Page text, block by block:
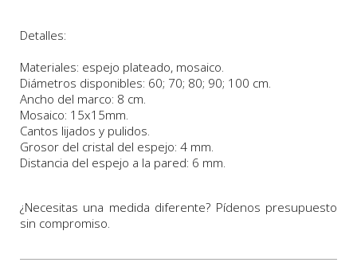
Detalles:
Materiales: espejo plateado, mosaico.
Diámetros disponibles: 60; 70; 80; 90; 100 cm.
Ancho del marco: 8 cm.
Mosaico: 15x15mm.
Cantos lijados y pulidos.
Grosor del cristal del espejo: 4 mm.
Distancia del espejo a la pared: 6 mm.
¿Necesitas una medida diferente? Pídenos presupuesto
sin compromiso.